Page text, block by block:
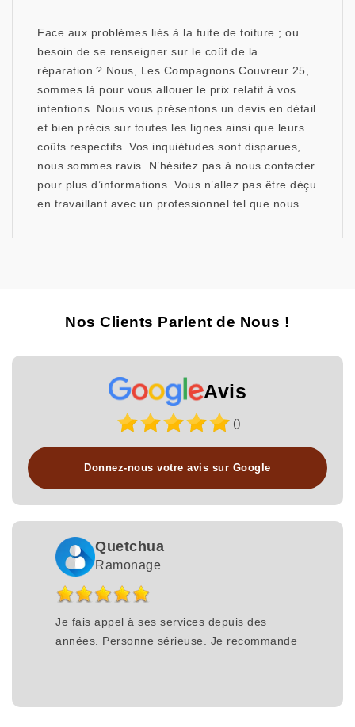
Face aux problèmes liés à la fuite de toiture ; ou
besoin de se renseigner sur le coût de la
réparation ? Nous, Les Compagnons Couvreur 25,
sommes là pour vous allouer le prix relatif à vos
intentions. Nous vous présentons un devis en détail
et bien précis sur toutes les lignes ainsi que leurs
coûts respectifs. Vos inquiétudes sont disparues,
nous sommes ravis. N’hésitez pas à nous contacter
pour plus d’informations. Vous n’allez pas être déçu
en travaillant avec un professionnel tel que nous.
Nos Clients Parlent de Nous !
Avis
()
Donnez-nous votre avis sur Google
Quetchua
Ramonage
Je fais appel à ses services depuis des
années. Personne sérieuse. Je recommande